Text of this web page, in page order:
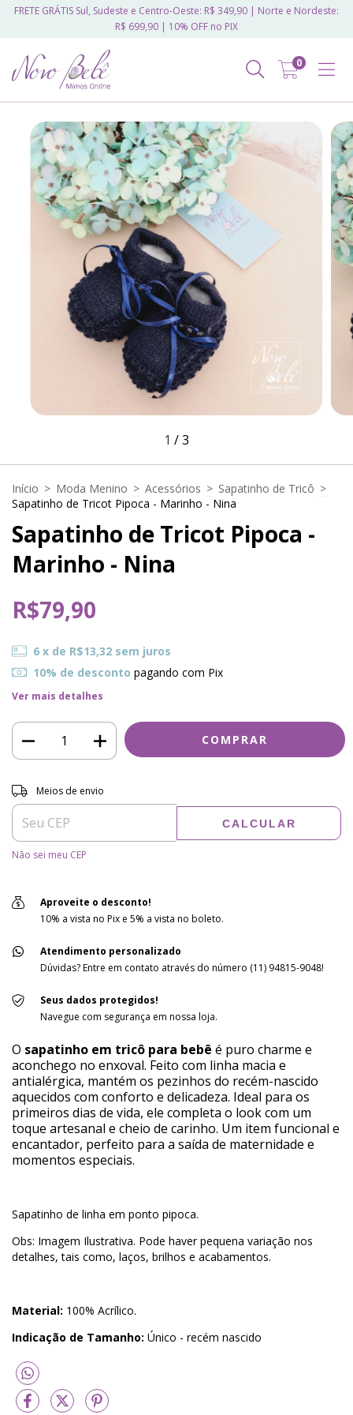
FRETE GRÁTIS Sul, Sudeste e Centro-Oeste: R$ 349,90 | Norte e Nordeste:
R$ 699,90 | 10% OFF no PIX
0
1 /3
Início > Moda Menino > Acessórios > Sapatinho de Tricô >
Sapatinho de Tricot Pipoca - Marinho - Nina
Sapatinho de Tricot Pipoca -
Marinho - Nina
R$79,90
6 x de R$13,32 sem juros
10% de desconto pagando com Pix
Ver mais detalhes
Entregas para o CEP:
Meios de envio
CALCULAR
Não sei meu CEP
Aproveite o desconto!
10% a vista no Pix e 5% a vista no boleto.
Atendimento personalizado
Dúvidas? Entre em contato através do número (11) 94815-9048!
Seus dados protegidos!
Navegue com segurança em nossa loja.
O sapatinho em tricô para bebê é puro charme e
aconchego no enxoval. Feito com linha macia e
antialérgica, mantém os pezinhos do recém-nascido
aquecidos com conforto e delicadeza. Ideal para os
primeiros dias de vida, ele completa o look com um
toque artesanal e cheio de carinho. Um item funcional e
encantador, perfeito para a saída de maternidade e
momentos especiais.
Sapatinho de linha em ponto pipoca.
Obs: Imagem Ilustrativa. Pode haver pequena variação nos
detalhes, tais como, laços, brilhos e acabamentos.
Material: 100% Acrílico.
Indicação de Tamanho: Único - recém nascido